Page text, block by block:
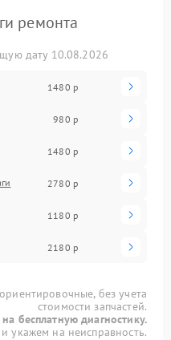
ремонта
дату 10.08.2026
1480 р
980 р
1480 р
2780 р
1180 р
2180 р
без учета
стоимости запчастей.
бесплатную диагностику.
укажем на неисправность.